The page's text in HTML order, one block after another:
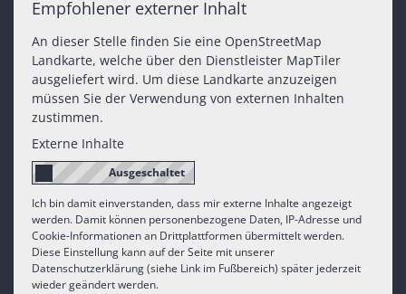
Empfohlener externer Inhalt
An dieser Stelle finden Sie eine OpenStreetMap
Landkarte, welche über den Dienstleister MapTiler
ausgeliefert wird. Um diese Landkarte anzuzeigen
müssen Sie der Verwendung von externen Inhalten
zustimmen.
Externe Inhalte
Ich bin damit einverstanden, dass mir externe Inhalte angezeigt
werden. Damit können personenbezogene Daten, IP-Adresse und
Cookie-Informationen an Drittplattformen übermittelt werden.
Diese Einstellung kann auf der Seite mit unserer
Datenschutzerklärung (siehe Link im Fußbereich) später jederzeit
wieder geändert werden.